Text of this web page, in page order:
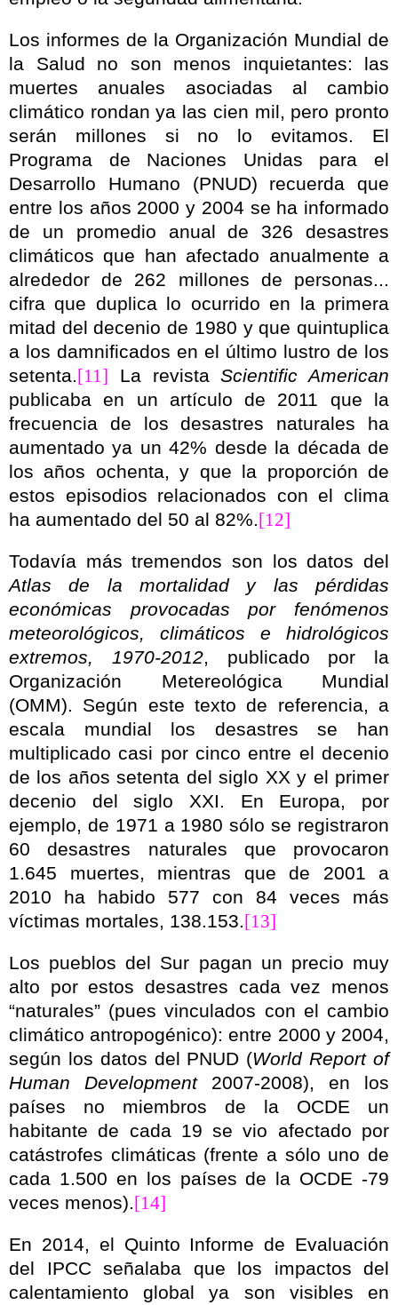
Los informes de la Organización Mundial de
la Salud no son menos inquietantes: las
muertes anuales asociadas al cambio
climático rondan ya las cien mil, pero pronto
serán millones si no lo evitamos. El
Programa de Naciones Unidas para el
Desarrollo Humano (PNUD) recuerda que
entre los años 2000 y 2004 se ha informado
de un promedio anual de 326 desastres
climáticos que han afectado anualmente a
alrededor de 262 millones de personas...
cifra que duplica lo ocurrido en la primera
mitad del decenio de 1980 y que quintuplica
a los damnificados en el último lustro de los
setenta.[11] La revistaScientific American
publicaba en un artículo de 2011 que la
frecuencia de los desastres naturales ha
aumentado ya un 42% desde la década de
los años ochenta, y que la proporción de
estos episodios relacionados con el clima
ha aumentado del 50 al 82%.[12]
Todavía más tremendos son los datos del
Atlas de la mortalidad y las pérdidas
económicas provocadas por fenómenos
meteorológicos, climáticos e hidrológicos
extremos, 1970-2012, publicado por la
Organización Metereológica Mundial
(OMM). Según este texto de referencia, a
escala mundial los desastres se han
multiplicado casi por cinco entre el decenio
de los años setenta del siglo XX y el primer
decenio del siglo XXI. En Europa, por
ejemplo, de 1971 a1980 sólo se registraron
60 desastres naturales que provocaron
1.645 muertes, mientras que de 2001 a
2010 ha habido 577 con 84 veces más
víctimas mortales, 138.153.[13]
Los pueblos del Sur pagan un precio muy
alto por estos desastres cada vez menos
“naturales” (pues vinculados con el cambio
climático antropogénico): entre 2000 y 2004,
según los datos del PNUD (World Report of
Human Development2007-2008), en los
países no miembros de la OCDE un
habitante de cada 19 se vio afectado por
catástrofes climáticas (frente a sólo uno de
cada 1.500 en los países de la OCDE -79
veces menos).[14]
En 2014, el Quinto Informe de Evaluación
del IPCC señalaba que los impactos del
calentamiento global ya son visibles en